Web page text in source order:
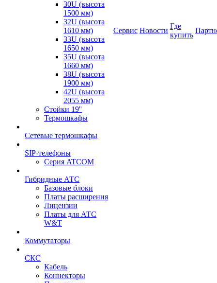
30U (высота
1500 мм)
32U (высота
1610 мм)
33U (высота
1650 мм)
35U (высота
1660 мм)
38U (высота
1900 мм)
42U (высота
2055 мм)
Стойки 19''
Термошкафы
Сетевые термошкафы
SIP-телефоны
Серия ATCOM
Гибридные АТС
Базовые блоки
Платы расширения
Лицензии
Платы для АТС
W&T
Коммутаторы
СКС
Кабель
Коннекторы
Сервис Новости
Где
купить